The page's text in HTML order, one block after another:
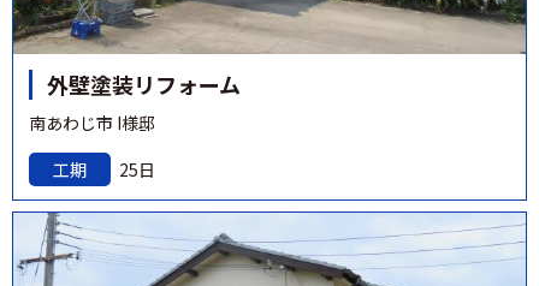
外壁塗装リフォーム
南あわじ市 I様邸
工期
25日